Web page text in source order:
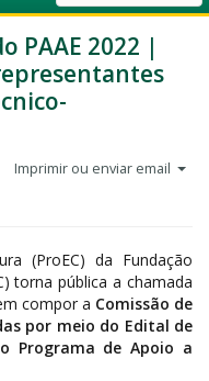
PAAE 2022 |
Imprimir ou enviar email
(ProEC) da Fundação
torna pública a chamada
compor a Comissão de
por meio do Edital de
Programa de Apoio a